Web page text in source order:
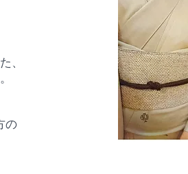
、
の